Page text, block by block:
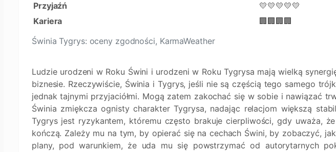
Świnia Tygrys: oceny zgodności, KarmaWeather
Przyjaźń
💛💛💛💛💛
Kariera
🏢🏢🏢🏢
Ludzie urodzeni w Roku Świni i urodzeni w Roku Tygrysa mają wielką
biznesie. Rzeczywiście, Świnia i Tygrys, jeśli nie są częścią tego samego
jednak tajnymi przyjaciółmi. Mogą zatem zakochać się w sobie i nawiązać
Świnia zmiękcza ognisty charakter Tygrysa, nadając relacjom większą
Tygrys jest ryzykantem, któremu często brakuje cierpliwości, gdy uważa,
kończą. Zależy mu na tym, by opierać się na cechach Świni, by zobaczyć,
plany, pod warunkiem, że uda mu się powstrzymać od autorytarnych